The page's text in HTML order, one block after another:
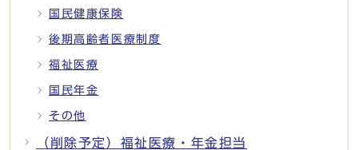
国民健康保険
後期高齢者医療制度
福祉医療
国民年金
その他
（削除予定）福祉医療・年金担当